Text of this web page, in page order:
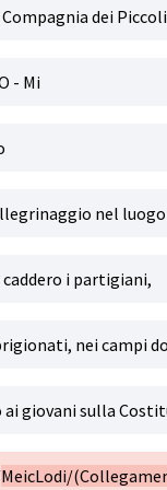
dei
- Mi
nel
i partigiani,
nei campi
giovani sulla
MeicLodi/